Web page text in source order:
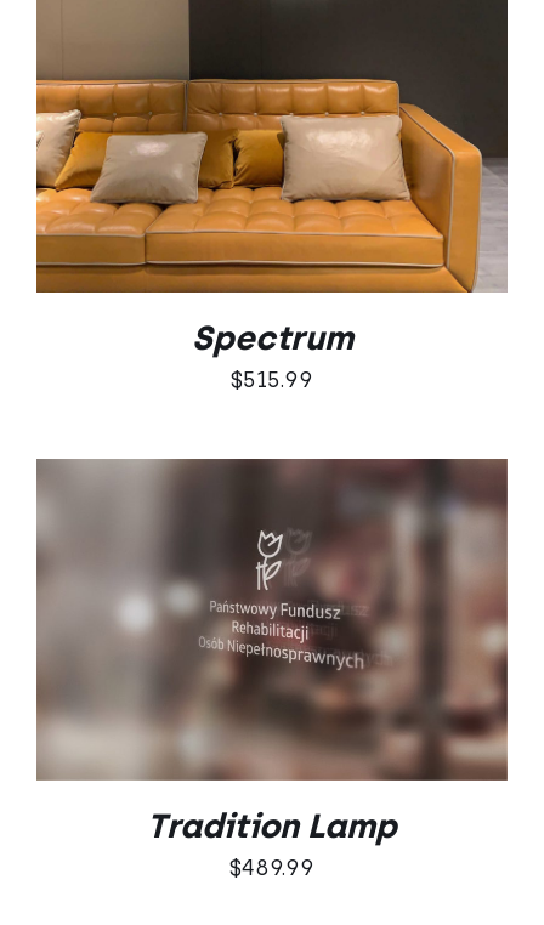
Spectrum
$515.99
DODAJ DO KOSZYKA
/
SZCZEGÓŁY
Tradition Lamp
$489.99